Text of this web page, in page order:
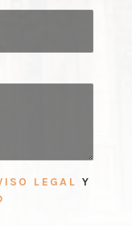
LEGAL Y